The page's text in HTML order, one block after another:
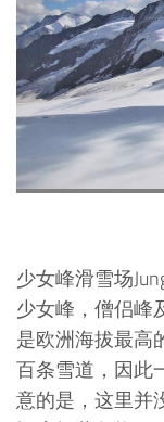
少女峰滑雪场
少女峰，僧侣峰
是欧洲海拔最高
百条雪道，因此
意的是，这里并